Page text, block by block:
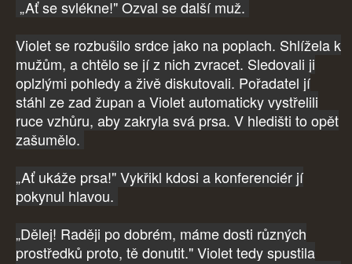
„Ať se svlékne!" Ozval se další muž.
Violet se rozbušilo srdce jako na poplach. Shlížela k
mužům, a chtělo se jí z nich zvracet. Sledovali ji
oplzlými pohledy a živě diskutovali. Pořadatel jí
stáhl ze zad župan a Violet automaticky vystřelili
ruce vzhůru, aby zakryla svá prsa. V hledišti to opět
zašumělo.
„Ať ukáže prsa!" Vykřikl kdosi a konferenciér jí
pokynul hlavou.
„Dělej! Raději po dobrém, máme dosti různých
prostředků proto, tě donutit." Violet tedy spustila